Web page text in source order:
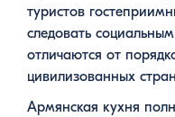
туристов
следовать
отличаются от
цивилизованных
Армянская кухня